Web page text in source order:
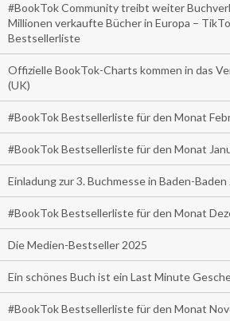
#BookTok Community treibt weiter
Millionen verkaufte Bücher in Europa –
Bestsellerliste
Offizielle BookTok-Charts kommen in das
(UK)
#BookTok Bestsellerliste für den Monat
#BookTok Bestsellerliste für den Monat
Einladung zur 3. Buchmesse in Baden-
#BookTok Bestsellerliste für den Monat
Die Medien-Bestseller 2025
Ein schönes Buch ist ein Last Minute
#BookTok Bestsellerliste für den Monat